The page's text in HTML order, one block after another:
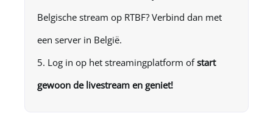
Belgische stream op RTBF? Verbind dan met
een server in België.
Log in op het streamingplatform ofstart
gewoon de livestream en geniet!